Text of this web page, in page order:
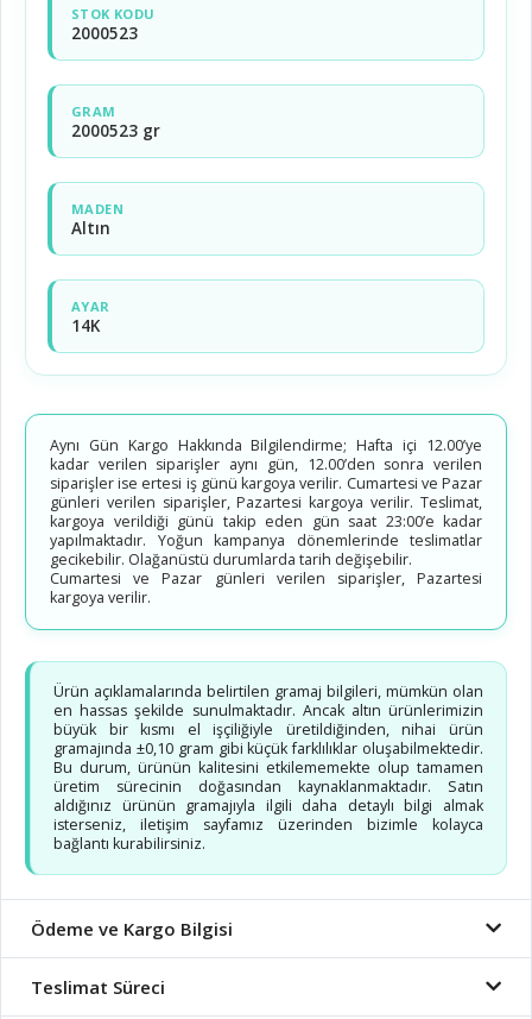
STOK KODU
2000523
GRAM
2000523 gr
MADEN
Altın
AYAR
14K
Aynı Gün Kargo Hakkında Bilgilendirme; Hafta içi 12.00’ye
kadar verilen siparişler aynı gün, 12.00’den sonra verilen
siparişler ise ertesi iş günü kargoya verilir. Cumartesi ve Pazar
günleri verilen siparişler, Pazartesi kargoya verilir. Teslimat,
kargoya verildiği günü takip eden gün saat 23:00’e kadar
yapılmaktadır. Yoğun kampanya dönemlerinde teslimatlar
gecikebilir. Olağanüstü durumlarda tarih değişebilir.
Cumartesi ve Pazar günleri verilen siparişler, Pazartesi
kargoya verilir.
Ürün açıklamalarında belirtilen gramaj bilgileri, mümkün olan
en hassas şekilde sunulmaktadır. Ancak altın ürünlerimizin
büyük bir kısmı el işçiliğiyle üretildiğinden, nihai ürün
gramajında ±0,10 gram gibi küçük farklılıklar oluşabilmektedir.
Bu durum, ürünün kalitesini etkilememekte olup tamamen
üretim sürecinin doğasından kaynaklanmaktadır. Satın
aldığınız ürünün gramajıyla ilgili daha detaylı bilgi almak
isterseniz, iletişim sayfamız üzerinden bizimle kolayca
bağlantı kurabilirsiniz.
Ödeme ve Kargo Bilgisi
Teslimat Süreci